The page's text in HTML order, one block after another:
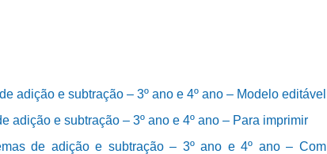
adição e subtração – 3º ano e 4º ano – Modelo editável
adição e subtração – 3º ano e 4º ano – Para imprimir
de adição e subtração – 3º ano e 4º ano – Com